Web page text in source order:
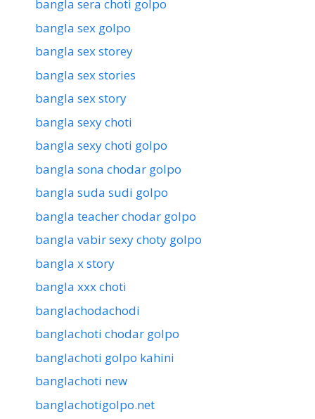
bangla sera choti golpo
bangla sex golpo
bangla sex storey
bangla sex stories
bangla sex story
bangla sexy choti
bangla sexy choti golpo
bangla sona chodar golpo
bangla suda sudi golpo
bangla teacher chodar golpo
bangla vabir sexy choty golpo
bangla x story
bangla xxx choti
banglachodachodi
banglachoti chodar golpo
banglachoti golpo kahini
banglachoti new
banglachotigolpo.net